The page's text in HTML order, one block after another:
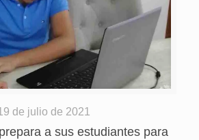
de julio de 2021
a sus estudiantes para